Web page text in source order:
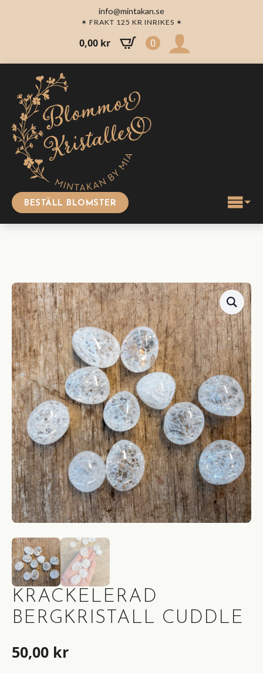
info@mintakan.se
✶ FRAKT 125 KR INRIKES ✶
0,00 kr 0
BESTÄLL BLOMSTER
KRACKELERAD
BERGKRISTALL CUDDLE
50,00 kr